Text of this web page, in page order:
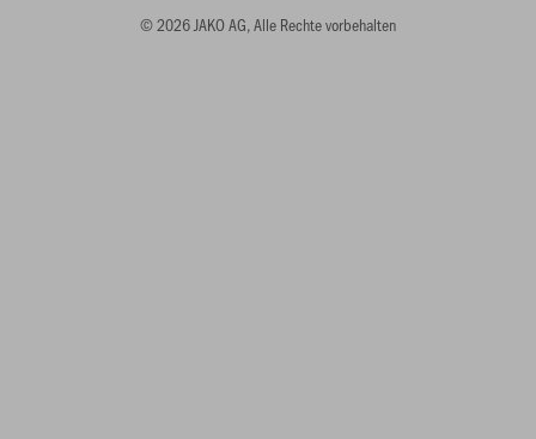
© 2026 JAKO AG, Alle Rechte vorbehalten